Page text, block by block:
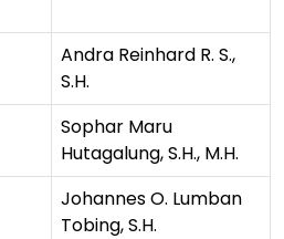
Andra Reinhard R. S.,
S.H.
Sophar Maru
Hutagalung, S.H., M.H.
Johannes O. Lumban
Tobing, S.H.